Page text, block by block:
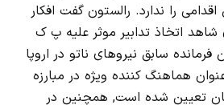
را ندارد. رالستون گفت افکار
اتخاذ تدابیر موثر علیه پ ک
سابق نیروهای ناتو در اروپا
هماهنگ کننده ویژه در مبارزه
تعیین شده است, همچنین در